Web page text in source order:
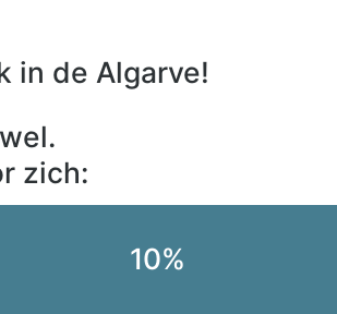
in de Algarve!
zich:
10%